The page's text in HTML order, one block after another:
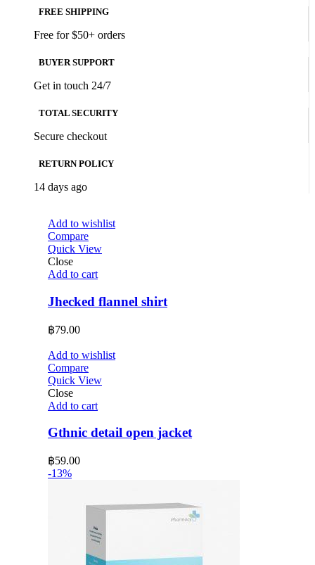
FREE SHIPPING
Free for $50+ orders
BUYER SUPPORT
Get in touch 24/7
TOTAL SECURITY
Secure checkout
RETURN POLICY
14 days ago
Add to wishlist
Compare
Quick View
Close
Add to cart
Jhecked flannel shirt
฿79.00
Add to wishlist
Compare
Quick View
Close
Add to cart
Gthnic detail open jacket
฿59.00
-13%